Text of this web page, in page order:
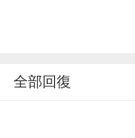
全部回復